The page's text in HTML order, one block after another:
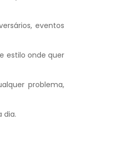
eventos
estilo onde quer
problema,
dia.